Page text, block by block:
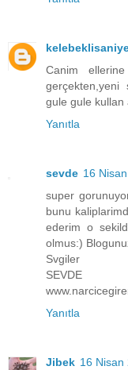
Canim
gule gule kullan
Yanıtla
sevde 16
super
bunu
ederim o
olmus:)
Svgiler
SEVDE
Yanıtla
Jibek 16 Nisan